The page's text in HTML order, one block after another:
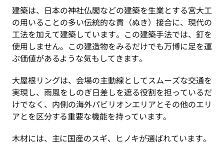
建築は、日本の神社仏閣などの建築を生業とする宮大工
の用いることの多い伝統的な貫（ぬき）接合に、現代の
工法を加えて建築しています。この建築手法では、釘を
使用しません。この建造物をみるだけでも万博に足を運
ぶ価値があるような気もしてきます。
大屋根リングは、会場の主動線としてスムーズな交通を
実現し、雨風をしのぎ日差しを遮る役割を担っているだ
けでなく、内側の海外パビリオンエリアとその他のエリ
アとを区分する重要な機能を持っています。
木材には、主に国産のスギ、ヒノキが選ばれています。